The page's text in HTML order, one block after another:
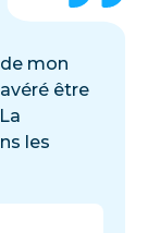
mon
être
les